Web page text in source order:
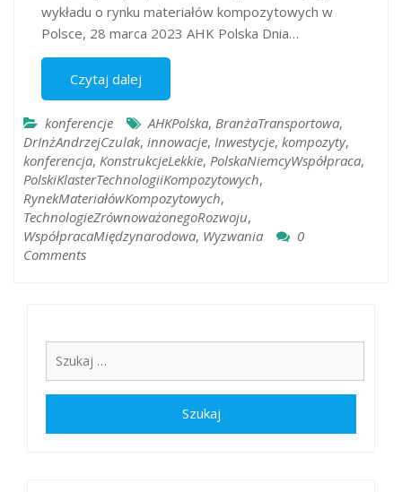
wykładu o rynku materiałów kompozytowych w
Polsce, 28 marca 2023 AHK Polska Dnia…
Czytaj dalej
konferencje AHKPolska, BranżaTransportowa,
DrInżAndrzejCzulak, innowacje, Inwestycje, kompozyty,
konferencja, KonstrukcjeLekkie, PolskaNiemcyWspółpraca,
PolskiKlasterTechnologiiKompozytowych,
RynekMateriałówKompozytowych,
TechnologieZrównoważonegoRozwoju,
WspółpracaMiędzynarodowa, Wyzwania
0
Comments